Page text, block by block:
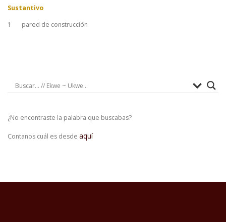
Sustantivo
1
pared de construcción
¿No encontraste la palabra que buscabas?
Contanos cuál es desde aquí